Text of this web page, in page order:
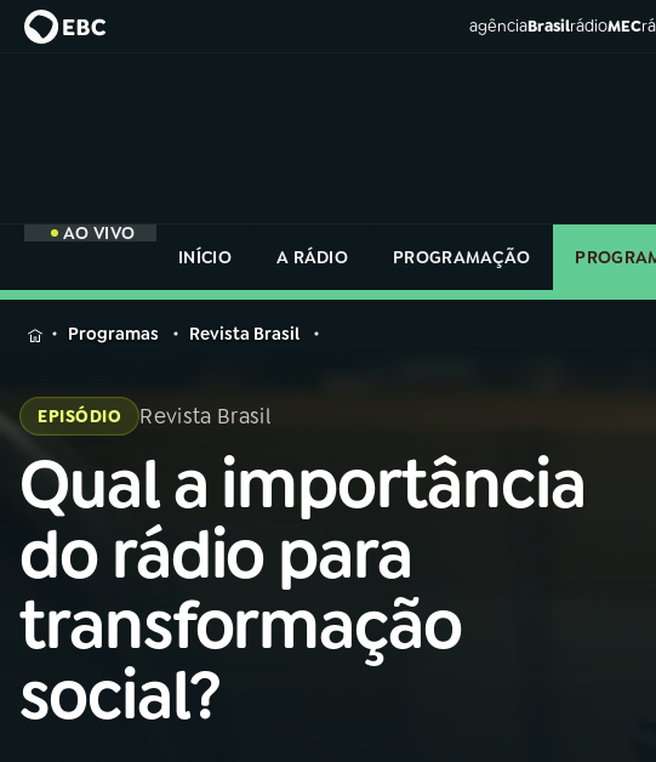
agênciaBrasilrádioMEC
AO VIVO
INÍCIO
A RÁDIO PROGRAMAÇÃO
MENU
Buscar
na
Rádio
Nacional
01INÍCIO
02A RÁDIO
na
Rádio
Programas Revista Brasil
EPISÓDIO Revista Brasil
Qual a importância
do rádio para
transformação
social?